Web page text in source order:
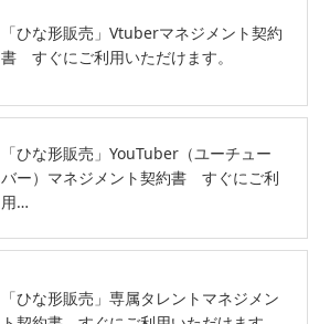
「ひな形販売」Vtuberマネジメント契約
書 すぐにご利用いただけます。
「ひな形販売」YouTuber（ユーチュー
バー）マネジメント契約書 すぐにご利
用…
「ひな形販売」専属タレントマネジメン